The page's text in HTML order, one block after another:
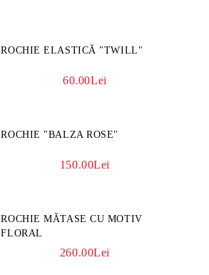
ROCHIE ELASTICĂ "TWILL"
60.00Lei
ROCHIE "BALZA ROSE"
150.00Lei
ROCHIE MĂTASE CU MOTIV
FLORAL
260.00Lei